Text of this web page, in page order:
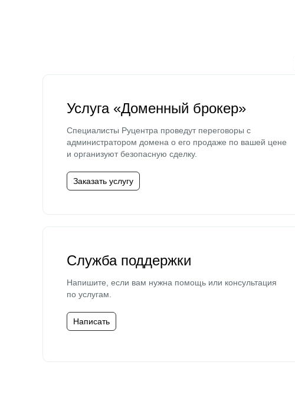
Услуга «Доменный брокер»
Специалисты Руцентра проведут переговоры с
администратором домена о его продаже по вашей цене
и организуют безопасную сделку.
Заказать услугу
Служба поддержки
Напишите, если вам нужна помощь или консультация
по услугам.
Написать